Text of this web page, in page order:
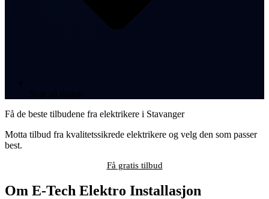
Få de beste tilbudene fra elektrikere i Stavanger
Motta tilbud fra kvalitetssikrede elektrikere og velg den som passer
best.
Få gratis tilbud
Om E-Tech Elektro Installasjon